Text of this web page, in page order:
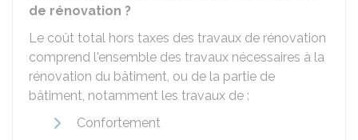
de rénovation ?
Le coût total hors taxes des travaux de rénovation
comprend l'ensemble des travaux nécessaires à la
rénovation du bâtiment, ou de la partie de
bâtiment, notamment les travaux de :
Confortement